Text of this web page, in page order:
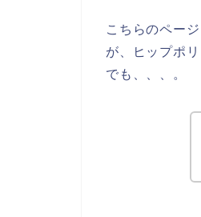
こちらのペー
が、ヒップポ
でも、、、。